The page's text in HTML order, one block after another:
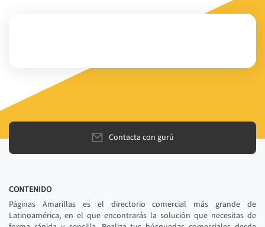
Contacta con gurú
CONTENIDO
Páginas Amarillas es el directorio comercial más grande de
Latinoamérica, en el que encontrarás la solución que necesitas de